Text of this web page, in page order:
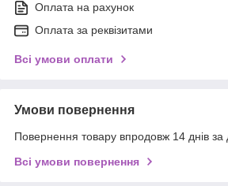
Оплата на рахунок
Оплата за реквізитами
Всі умови оплати
Умови повернення
Повернення товару впродовж 14 днів за
Всі умови повернення